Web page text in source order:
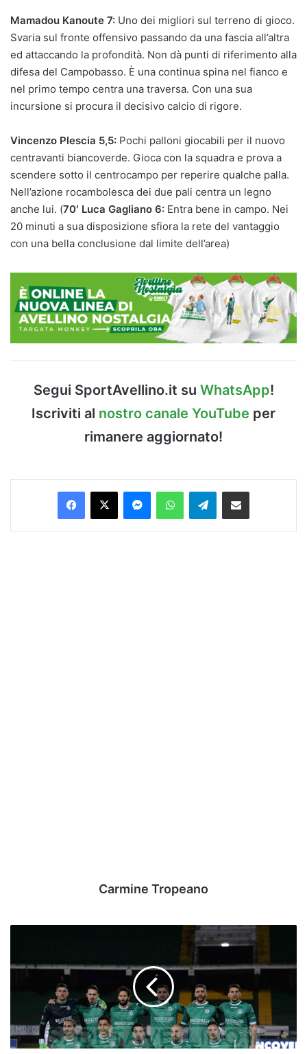
Mamadou Kanoute 7: Uno dei migliori sul terreno di gioco.
Svaria sul fronte offensivo passando da una fascia all’altra
ed attaccando la profondità. Non dà punti di riferimento alla
difesa del Campobasso. È una continua spina nel fianco e
nel primo tempo centra una traversa. Con una sua
incursione si procura il decisivo calcio di rigore.
Vincenzo Plescia 5,5: Pochi palloni giocabili per il nuovo
centravanti biancoverde. Gioca con la squadra e prova a
scendere sotto il centrocampo per reperire qualche palla.
Nell’azione rocambolesca dei due pali centra un legno
anche lui. (70′ Luca Gagliano 6: Entra bene in campo. Nei
20 minuti a sua disposizione sfiora la rete del vantaggio
con una bella conclusione dal limite dell’area)
Segui SportAvellino.it su WhatsApp!
Iscriviti al nostro canale YouTube per
rimanere aggiornato!
Facebook
X MessengerWhatsAppTelegramCondividi via Email
Carmine Tropeano
formazioni:
e
le